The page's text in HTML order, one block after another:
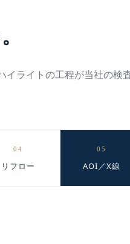
イライトの工程が当社の検
04
リフロー
05
AOI／X線